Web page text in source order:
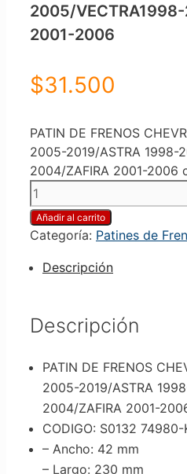
2005/
2001-2006
$31.500
PATIN DE FRENOS
2005-2019/ASTRA 1998-
2004/ZAFIRA 2001-2006
Añadir al carrito
Categoría: Patines de
Descripción
Descripción
PATIN DE FRENOS
2005-2019/ASTRA
2004/ZAFIRA 2001-
CODIGO: S0132 74980-
– Ancho: 42 mm
– Largo: 230 mm